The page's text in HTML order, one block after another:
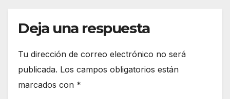
Deja una respuesta
Tu dirección de correo electrónico no será
publicada. Los campos obligatorios están
marcados con *